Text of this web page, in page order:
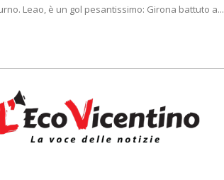
Leao, è un gol pesantissimo: Girona battuto a...